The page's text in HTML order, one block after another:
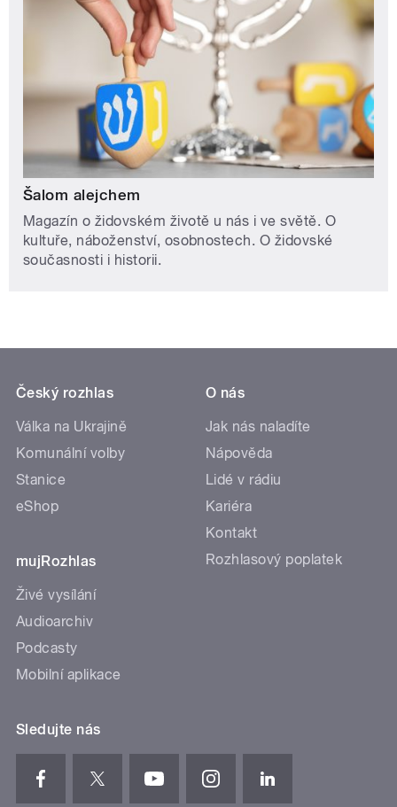
Šalom alejchem
Magazín o židovském životě u nás i ve světě. O
kultuře, náboženství, osobnostech. O židovské
současnosti i historii.
Český rozhlas
Válka na Ukrajině
Komunální volby
Stanice
eShop
mujRozhlas
Živé vysílání
Audioarchiv
Podcasty
Mobilní aplikace
O nás
Jak nás naladíte
Nápověda
Lidé v rádiu
Kariéra
Kontakt
Rozhlasový poplatek
Sledujte nás